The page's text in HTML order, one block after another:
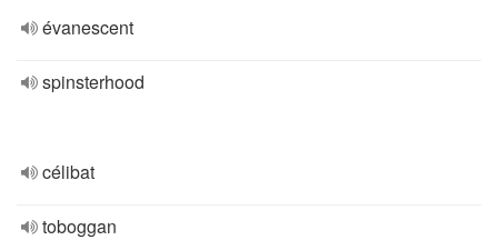
évanescent
spinsterhood
célibat
toboggan